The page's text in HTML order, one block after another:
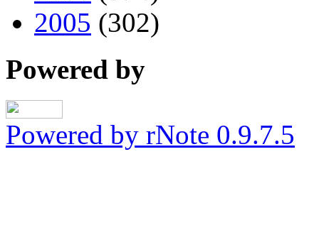
2005 (302)
Powered by
Powered by rNote 0.9.7.5